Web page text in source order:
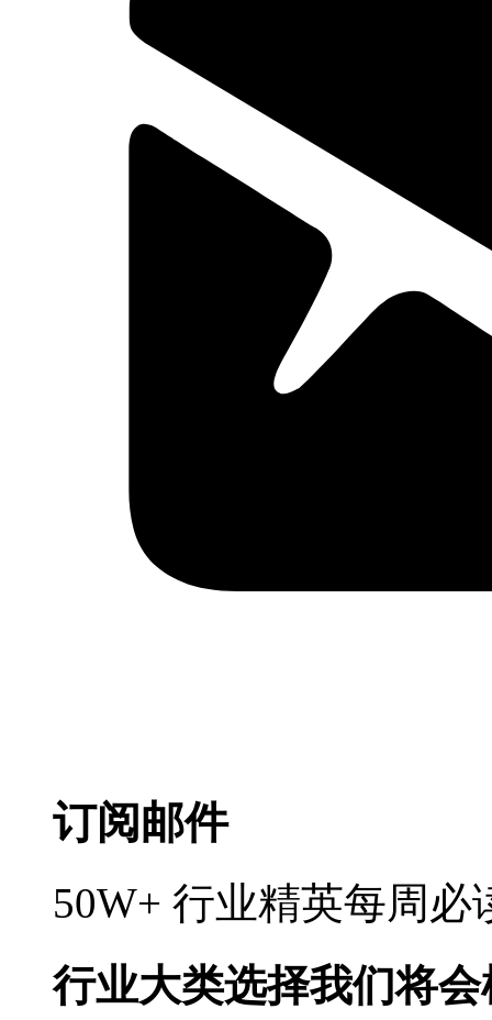
订阅邮件
50W+ 行业精英每周
行业大类选择我们将